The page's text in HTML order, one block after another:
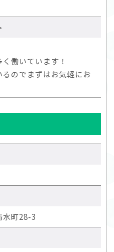
働いています！
のでまずはお気軽にお
水町28-3